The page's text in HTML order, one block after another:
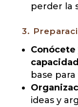
perder la
3.
base
ideas y